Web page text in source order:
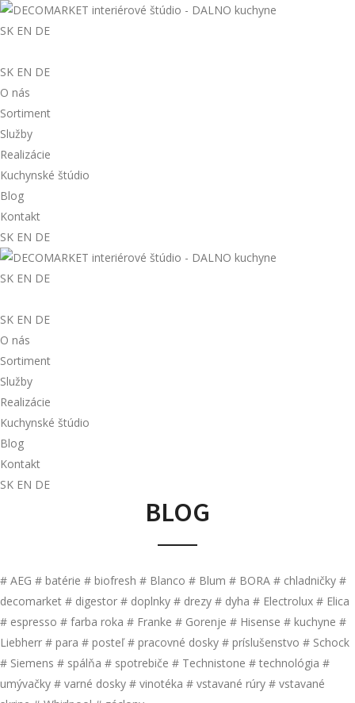
SK EN DE
SK EN DE
O nás
Sortiment
Služby
Realizácie
Kuchynské štúdio
Blog
Kontakt
SK EN DE
SK EN DE
SK EN DE
O nás
Sortiment
Služby
Realizácie
Kuchynské štúdio
Blog
Kontakt
SK EN DE
BLOG
# AEG # batérie # biofresh # Blanco # Blum # BORA # chladničky #
decomarket # digestor # doplnky # drezy # dyha # Electrolux # Elica
# espresso # farba roka # Franke # Gorenje # Hisense # kuchyne #
Liebherr # para # posteľ# pracovné dosky # príslušenstvo # Schock
# Siemens # spálňa # spotrebiče # Technistone # technológia #
umývačky # varné dosky # vinotéka # vstavané rúry # vstavané